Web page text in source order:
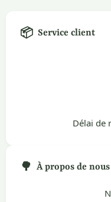
📦 Service client
Délai de
🌳 À propos de nous